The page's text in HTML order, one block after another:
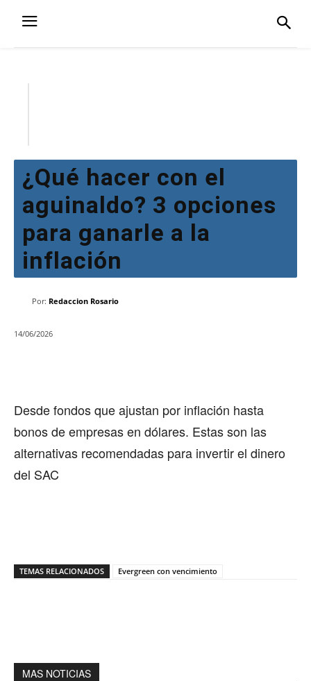
¿Qué hacer con el
aguinaldo? 3 opciones
para ganarle a la
inflación
Por: Redaccion Rosario
14/06/2026
Desde fondos que ajustan por inflación hasta
bonos de empresas en dólares. Estas son las
alternativas recomendadas para invertir el dinero
del SAC
TEMAS RELACIONADOS Evergreen con vencimiento
MAS NOTICIAS